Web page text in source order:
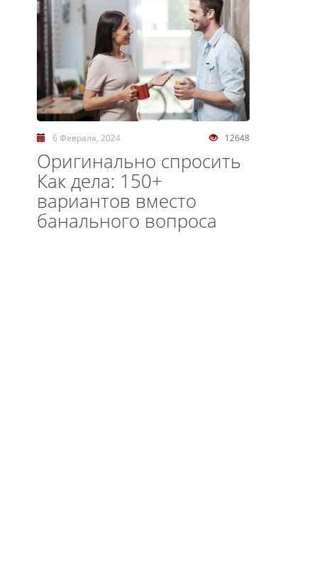
12648
6 Февраля, 2024
Оригинально спросить
Как дела: 150+
вариантов вместо
банального вопроса